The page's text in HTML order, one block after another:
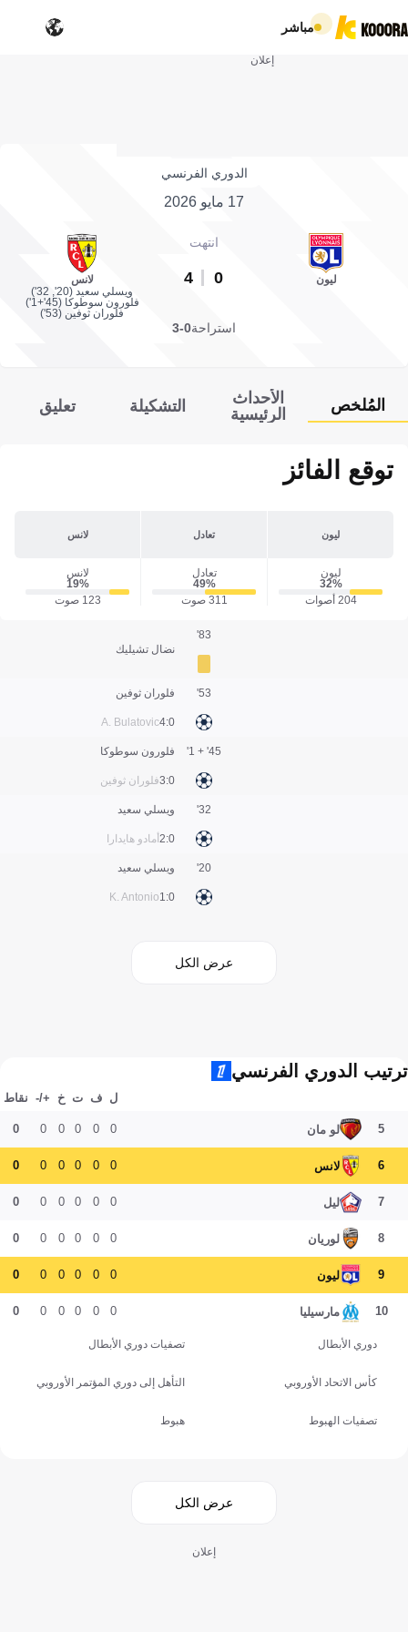
مباشر
إعلان
الدوري الفرنسي
17 مايو 2026
ليون
انتهت
0
4
لانس
ويسلي سعيد (20', 32')
فلورون سوطوكا (45'+1')
فلوران ثوفين (53')
استراحة0-3
المُلخص
الأحداث
الرئيسية
التشكيلة تعليق
توقع الفائز
ليون تعادل لانس
ليون
32‎%‎
204 أصوات
تعادل
49‎%‎
311 صوت
لانس
19‎%‎
123 صوت
نضال تشيليك
83'
فلوران ثوفين
A. Bulatovic0:4
53'
فلورون سوطوكا
فلوران ثوفين0:3
45' + 1'
ويسلي سعيد
أمادو هايدارا 0:2
32'
ويسلي سعيد
K. Antonio0:1
20'
عرض الكل
ترتيب الدوري الفرنسي
ل ف ت خ +/- نقاط
5 لو مان 0
0
0
0
0
0
6 لانس 0
0
0
0
0
0
7 ليل 0
0
0
0
0
0
8 لوريان 0
0
0
0
0
0
9 ليون 0
0
0
0
0
0
10 مارسيليا 0
0
0
0
0
0
دوري الأبطال تصفيات دوري الأبطال
كأس الاتحاد الأوروبي التأهل إلى دوري المؤتمر الأوروبي
تصفيات الهبوط هبوط
عرض الكل
إعلان